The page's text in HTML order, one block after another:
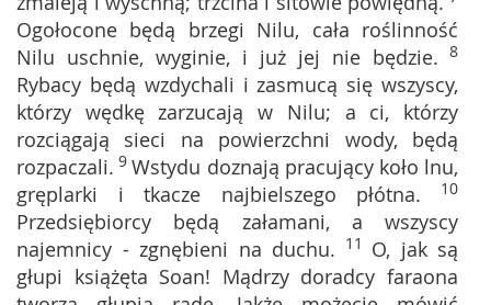
Ogołocone będą brzegi Nilu, cała roślinność
Nilu uschnie, wyginie, i już jej nie będzie. 8
Rybacy będą wzdychali i zasmucą się wszyscy,
którzy wędkę zarzucają w Nilu; a ci, którzy
rozciągają sieci na powierzchni wody, będą
rozpaczali. 9Wstydu doznają pracujący koło lnu,
gręplarki i tkacze najbielszego płótna. 10
Przedsiębiorcy będą załamani, a wszyscy
najemnicy - zgnębieni na duchu. 11 O, jak są
głupi książęta Soan! Mądrzy doradcy faraona